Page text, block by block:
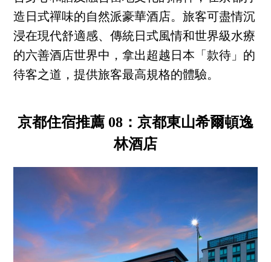
造日式禪味的自然派豪華酒店。旅客可盡情沉
浸在現代舒適感、傳統日式風情和世界級水療
的六善酒店世界中，拿出超越日本「款待」的
待客之道，提供旅客最高規格的體驗。
京都住宿推薦 08：京都東山希爾頓逸
林酒店